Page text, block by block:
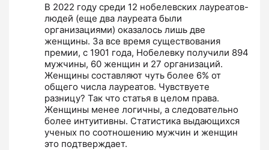
В 2022 году среди 12 нобелевских лауреатов-
людей (еще два лауреата были
организациями) оказалось лишь две
женщины. За все время существования
премии, с 1901 года, Нобелевку получили 894
мужчины, 60 женщин и 27 организаций.
Женщины составляют чуть более 6% от
общего числа лауреатов. Чувствуете
разницу? Так что статья в целом права.
Женщины менее логичны, а следовательно
более интуитивны. Статистика выдающихся
ученых по соотношению мужчин и женщин
это подтверждает.